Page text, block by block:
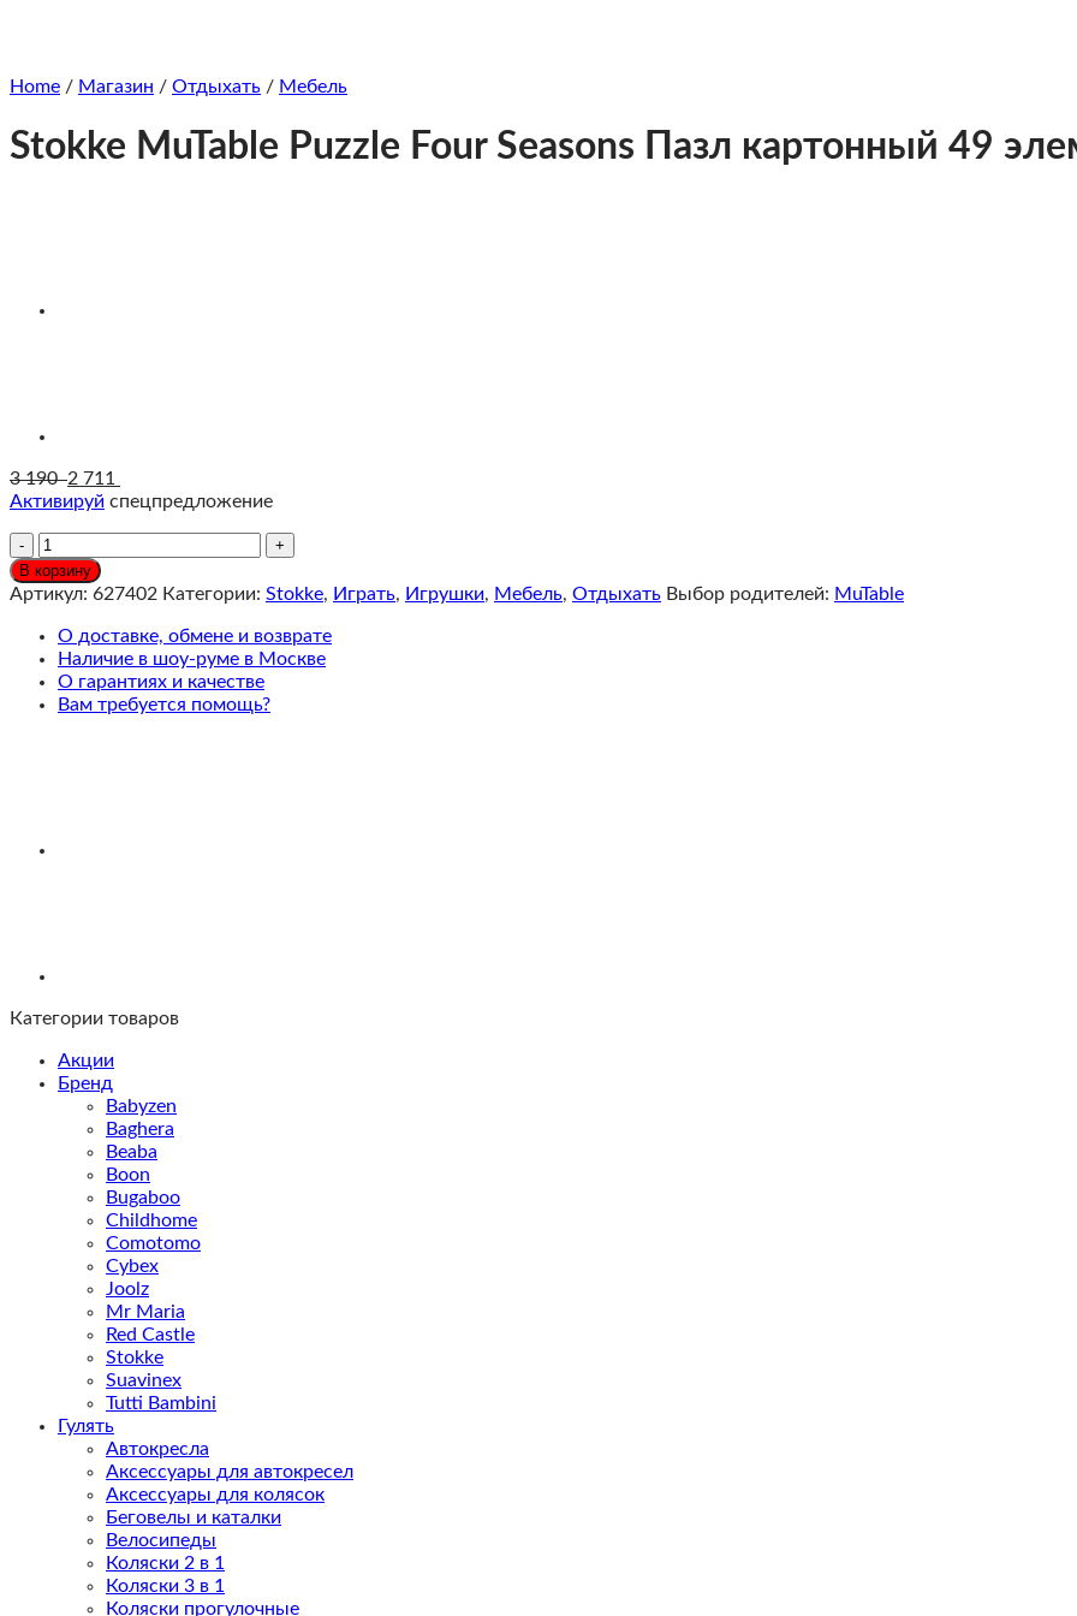
Home / Магазин / Отдыхать / Мебель
Stokke MuTable Puzzle Four Seasons Пазл картонный 49
3 190 2 711
Активируй спецпредложение
Количество
Stokke
MuTable
Four
Seasons
Пазл
картонный
В корзину
Артикул: 627402 Категории: Stokke, Играть, Игрушки, Мебель, Отдыхать Выбор родителей: MuTable
О доставке, обмене и возврате
Наличие в шоу-руме в Москве
О гарантиях и качестве
Вам требуется помощь?
Категории товаров
Акции
Бренд
Babyzen
Baghera
Beaba
Boon
Bugaboo
Childhome
Comotomo
Cybex
Joolz
Mr Maria
Red Castle
Stokke
Suavinex
Tutti Bambini
Гулять
Автокресла
Аксессуары для автокресел
Аксессуары для колясок
Беговелы и каталки
Велосипеды
Коляски 2 в 1
Коляски 3 в 1
Коляски прогулочные